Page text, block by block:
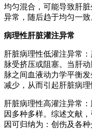
均匀混合，可能导致肝
异常，随后趋于均匀
病理性肝脏灌注异常
肝脏病理性低灌注异常
脉受挤压或阻塞。当肝
脉之间血液动力学平衡
减少，从而引起肝脏病
肝脏病理性高灌注异常
因多种多样。综述文献
因可归纳为：创伤及各